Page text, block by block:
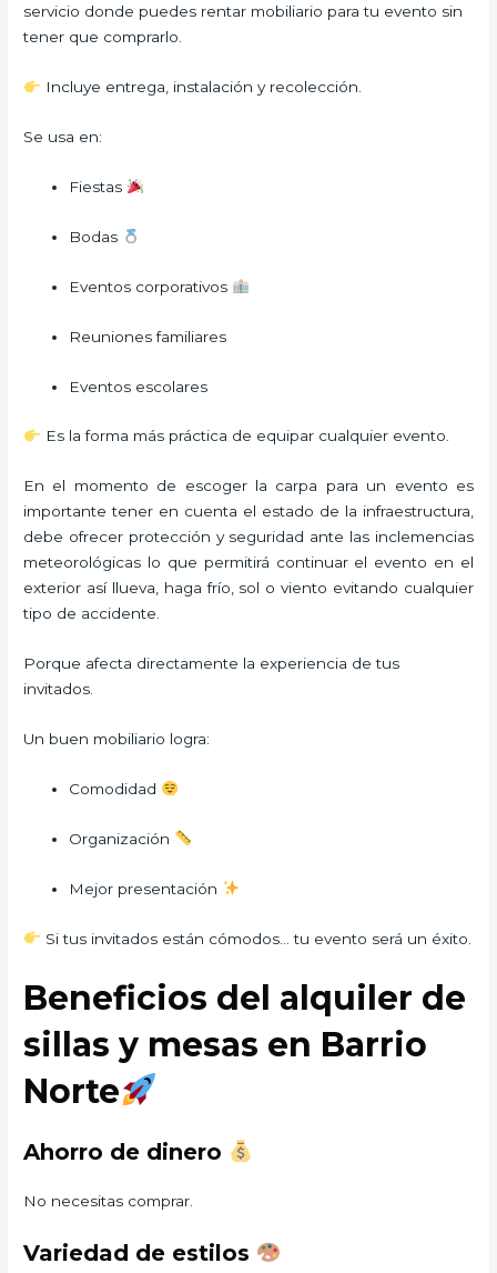
servicio donde puedes rentar mobiliario para tu evento sin
tener que comprarlo.
Incluye entrega, instalación y recolección.
Se usa en:
Fiestas
Bodas
Eventos corporativos
Reuniones familiares
Eventos escolares
Es la forma más práctica de equipar cualquier evento.
En el momento de escoger la carpa para un evento es
importante tener en cuenta el estado de la infraestructura,
debe ofrecer protección y seguridad ante las inclemencias
meteorológicas lo que permitirá continuar el evento en el
exterior así llueva, haga frío, sol o viento evitando cualquier
tipo de accidente.
Porque afecta directamente la experiencia de tus
invitados.
Un buen mobiliario logra:
Comodidad
Organización
Mejor presentación
Si tus invitados están cómodos… tu evento será un éxito.
Beneficios del alquiler de
sillas y mesas en Barrio
Norte
Ahorro de dinero
No necesitas comprar.
Variedad de estilos